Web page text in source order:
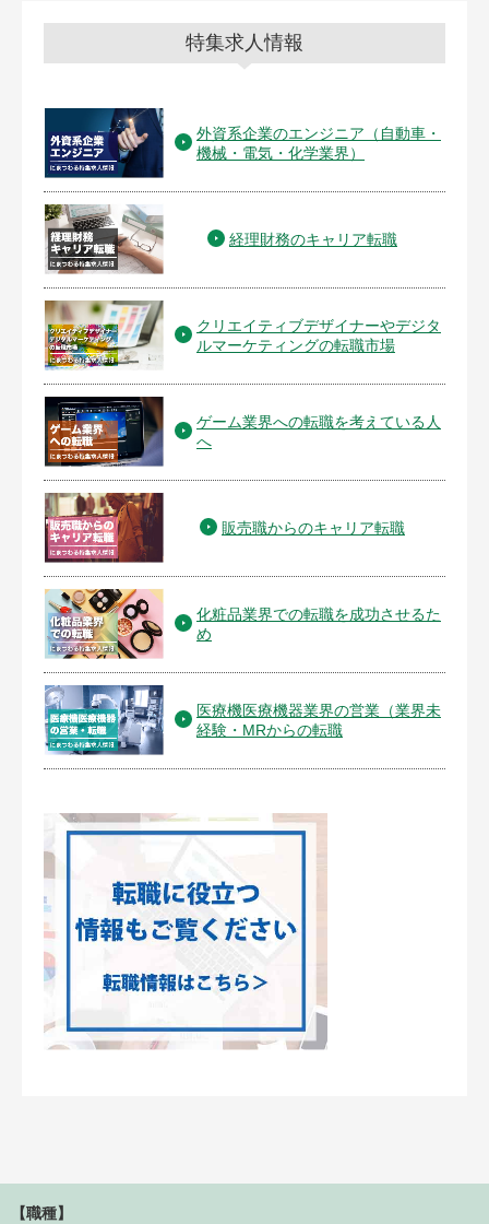
特集求人情報
外資系企業のエンジニア（自動車・
機械・電気・化学業界）
経理財務のキャリア転職
クリエイティブデザイナーやデジタ
ルマーケティングの転職市場
ゲーム業界への転職を考えている人
へ
販売職からのキャリア転職
化粧品業界での転職を成功させるた
め
医療機医療機器業界の営業（業界未
経験・MRからの転職
【職種】